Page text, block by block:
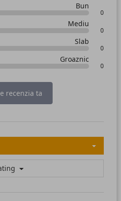
Bun
0
Mediu
0
Slab
0
Groaznic
0
recenzia ta